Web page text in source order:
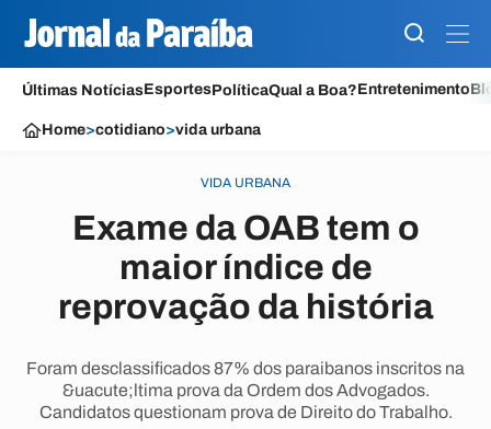
Últimas NotíciasEsportesPolíticaQual a Boa?Entretenimento
Home>cotidiano>vida urbana
VIDA URBANA
Exame da OAB tem o
maior índice de
reprovação da história
Foram desclassificados 87% dos paraibanos inscritos na
&uacute;ltima prova da Ordem dos Advogados.
Candidatos questionam prova de Direito do Trabalho.